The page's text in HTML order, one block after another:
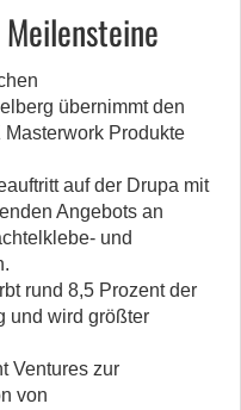
übernimmt den
Produkte
auf der Drupa mit
Angebots an
und
rund 8,5 Prozent der
und wird größter
Ventures zur
von